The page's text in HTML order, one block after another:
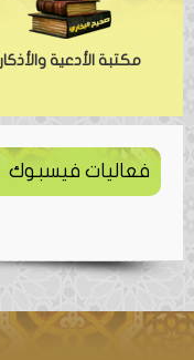
مكتبة الأدعية والأذكار
فعاليات فيسبوك